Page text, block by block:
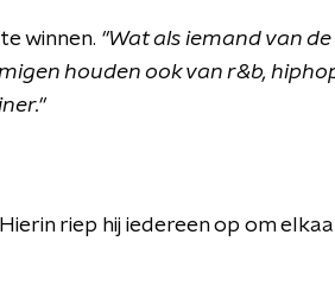
winnen. "Wat als iemand van de
houden ook van r&b,
riep hij iedereen op om